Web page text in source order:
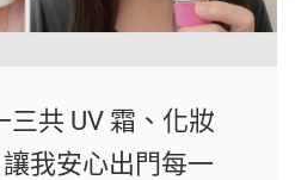
三共 UV 霜、化妝
我安心出門每一